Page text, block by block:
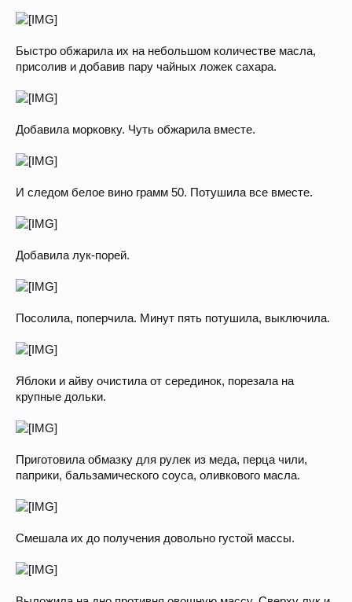
Быстро обжарила их на небольшом количестве масла,
присолив и добавив пару чайных ложек сахара.
Добавила морковку. Чуть обжарила вместе.
И следом белое вино грамм 50. Потушила все вместе.
Добавила лук-порей.
Посолила, поперчила. Минут пять потушила, выключила.
Яблоки и айву очистила от серединок, порезала на
крупные дольки.
Приготовила обмазку для рулек из меда, перца чили,
паприки, бальзамического соуса, оливкового масла.
Смешала их до получения довольно густой массы.